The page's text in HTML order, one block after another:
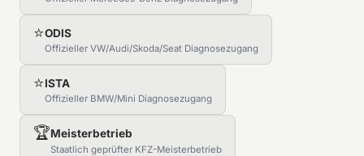
⭐ODIS
Offizieller VW/Audi/Skoda/Seat Diagnosezugang
⭐ISTA
Offizieller BMW/Mini Diagnosezugang
🏆Meisterbetrieb
Staatlich geprüfter KFZ-Meisterbetrieb